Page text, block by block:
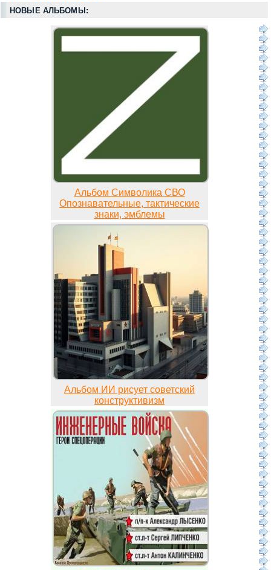
НОВЫЕ АЛЬБОМЫ:
Альбом Символика СВО
Опознавательные, тактические
знаки, эмблемы
Альбом ИИ рисует советский
конструктивизм